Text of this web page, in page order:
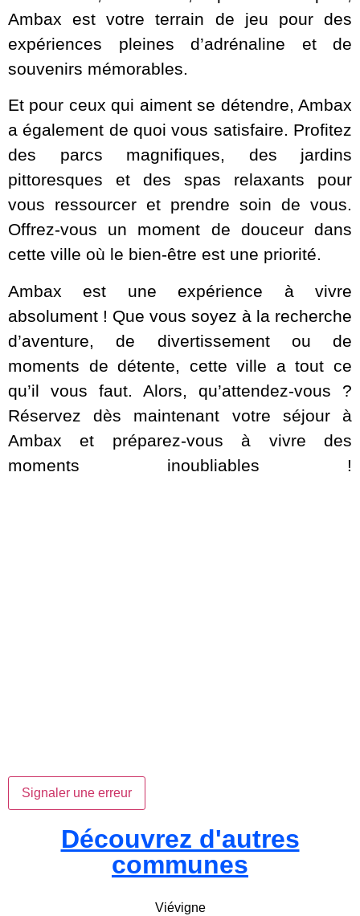
Ambax est votre terrain de jeu pour des
expériences pleines d’adrénaline et de
souvenirs mémorables.
Et pour ceux qui aiment se détendre, Ambax
a également de quoi vous satisfaire. Profitez
des parcs magnifiques, des jardins
pittoresques et des spas relaxants pour
vous ressourcer et prendre soin de vous.
Offrez-vous un moment de douceur dans
cette ville où le bien-être est une priorité.
Ambax est une expérience à vivre
absolument ! Que vous soyez à la recherche
d’aventure, de divertissement ou de
moments de détente, cette ville a tout ce
qu’il vous faut. Alors, qu’attendez-vous ?
Réservez dès maintenant votre séjour à
Ambax et préparez-vous à vivre des
moments inoubliables !
Signaler une erreur
Découvrez d'autres
communes
Viévigne